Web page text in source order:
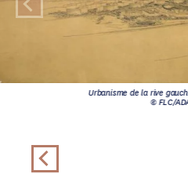
Urbanisme de la rive
© FLC/